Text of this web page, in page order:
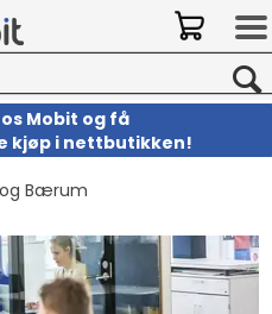
Mobit og få
kjøp i nettbutikken!
Bærum